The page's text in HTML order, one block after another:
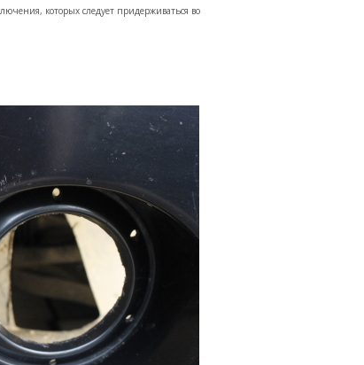
которых следует придерживаться во